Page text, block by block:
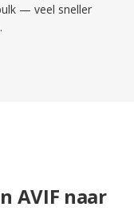
— veel sneller
AVIF naar